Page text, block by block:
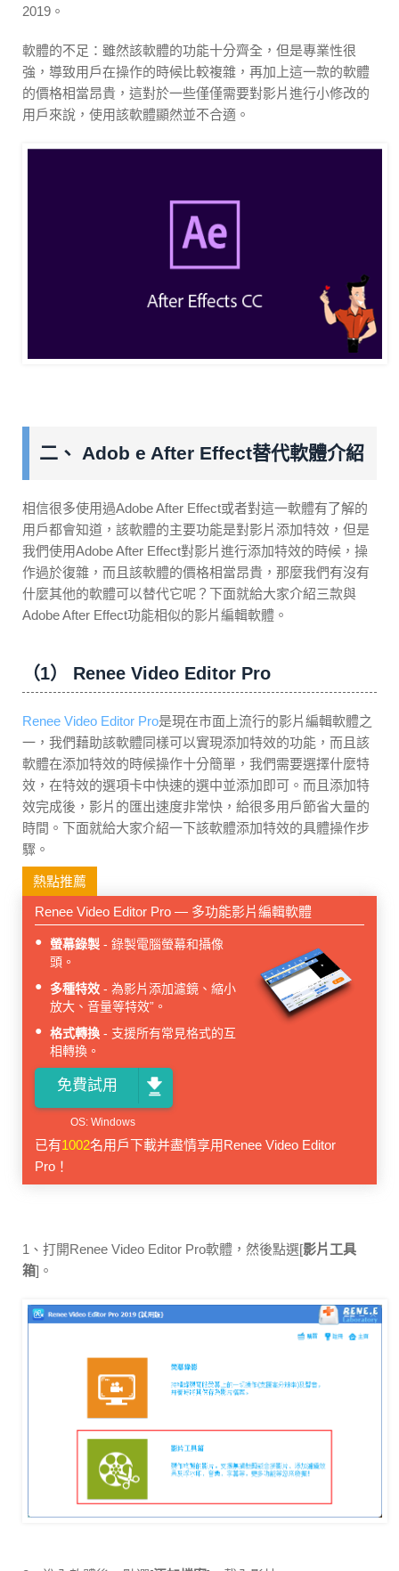
2019。
軟體的不足：雖然該軟體的功能十分齊全，但是專業性很
強，導致用戶在操作的時候比較複雜，再加上這一款的軟體
的價格相當昂貴，這對於一些僅僅需要對影片進行小修改的
用戶來說，使用該軟體顯然並不合適。
二、 Adob e After Effect替代軟體介紹
相信很多使用過Adobe After Effect或者對這一軟體有了解的
用戶都會知道，該軟體的主要功能是對影片添加特效，但是
我們使用Adobe After Effect對影片進行添加特效的時候，操
作過於復雜，而且該軟體的價格相當昂貴，那麼我們有沒有
什麼其他的軟體可以替代它呢？下面就給大家介紹三款與
Adobe After Effect功能相似的影片編輯軟體。
（1） Renee Video Editor Pro
Renee Video Editor Pro是現在市面上流行的影片編輯軟體之
一，我們藉助該軟體同樣可以實現添加特效的功能，而且該
軟體在添加特效的時候操作十分簡單，我們需要選擇什麼特
效，在特效的選項卡中快速的選中並添加即可。而且添加特
效完成後，影片的匯出速度非常快，給很多用戶節省大量的
時間。下面就給大家介紹一下該軟體添加特效的具體操作步
驟。
熱點推薦
Renee Video Editor Pro — 多功能影片編輯軟體
螢幕錄製
錄製電腦螢幕和攝像
頭。
多種特效
為影片添加濾鏡、縮小
放大、音量等特效”。
格式轉換
支援所有常見格式的互
相轉換。
免費試用
已有1002名用戶下載并盡情享用Renee Video Editor
Pro！
1、打開Renee Video Editor Pro軟體，然後點選[影片工具
箱]。